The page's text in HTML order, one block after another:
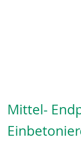
der
Bildergalerie
springen
Mittel-